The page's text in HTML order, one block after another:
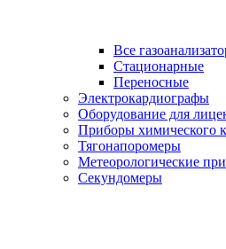
Все
Cтационарные
Переносные
Электрокардиографы
Оборудование для
Приборы химического
Тягонапоромеры
Метеорологические
Секундомеры